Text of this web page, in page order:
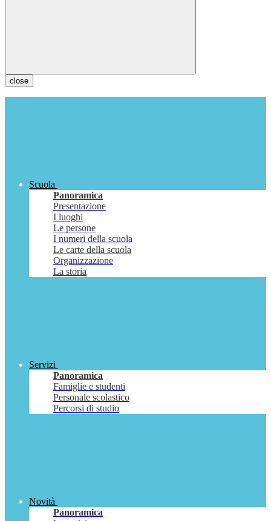
close
Scuola
Panoramica
Presentazione
I luoghi
Le persone
I numeri della scuola
Le carte della scuola
Organizzazione
La storia
Servizi
Panoramica
Famiglie e studenti
Personale scolastico
Percorsi di studio
Novità
Panoramica